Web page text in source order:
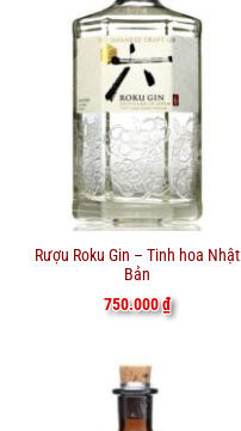
Rượu Roku Gin – Tinh hoa Nhật
Bản
750.000₫